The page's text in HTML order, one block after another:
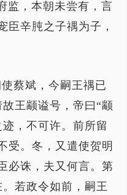
监，本朝未尝有，言
臣辛肫之子禑为子，
蔡斌，今嗣王禑已
王颛谥号，帝曰“颛
，不可许。前所留
受。冬，又遣使贺明
必诛，夫又何言。第
若政令如前，嗣王